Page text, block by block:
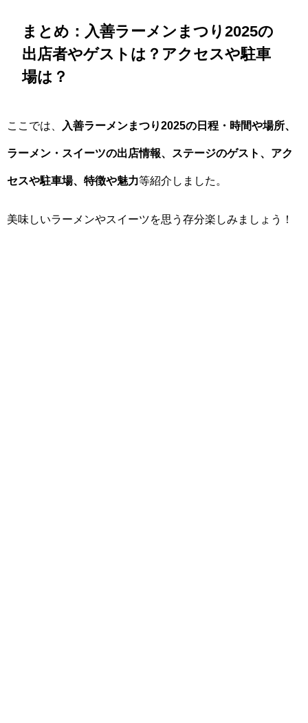
まとめ：入善ラーメンまつり2025の
出店者やゲストは？アクセスや駐車
場は？
ここでは、 入善ラーメンまつり2025の日程・時間や場所、
ラーメン・スイーツの出店情報、ステージのゲスト、アク
セスや駐車場、特徴や魅力等紹介しました。
美味しいラーメンやスイーツを思う存分楽しみましょう！